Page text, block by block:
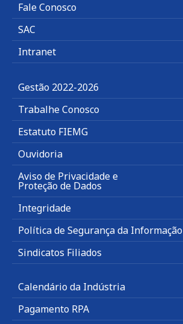
Fale Conosco
SAC
Intranet
Gestão 2022-2026
Trabalhe Conosco
Estatuto FIEMG
Ouvidoria
Aviso de Privacidade e
Proteção de Dados
Integridade
Política de Segurança da Informação
Sindicatos Filiados
Calendário da Indústria
Pagamento RPA